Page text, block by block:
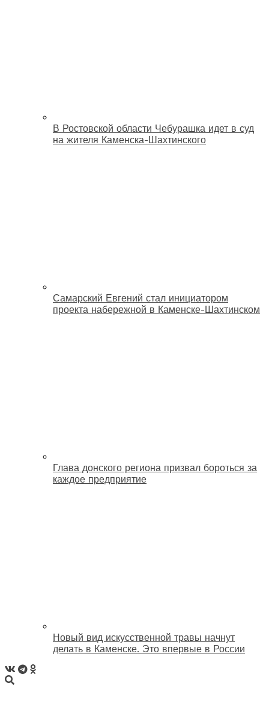
В Ростовской области Чебурашка идет в суд
на жителя Каменска-Шахтинского
Самарский Евгений стал инициатором
проекта набережной в Каменске-Шахтинском
Глава донского региона призвал бороться за
каждое предприятие
Новый вид искусственной травы начнут
делать в Каменске. Это впервые в России